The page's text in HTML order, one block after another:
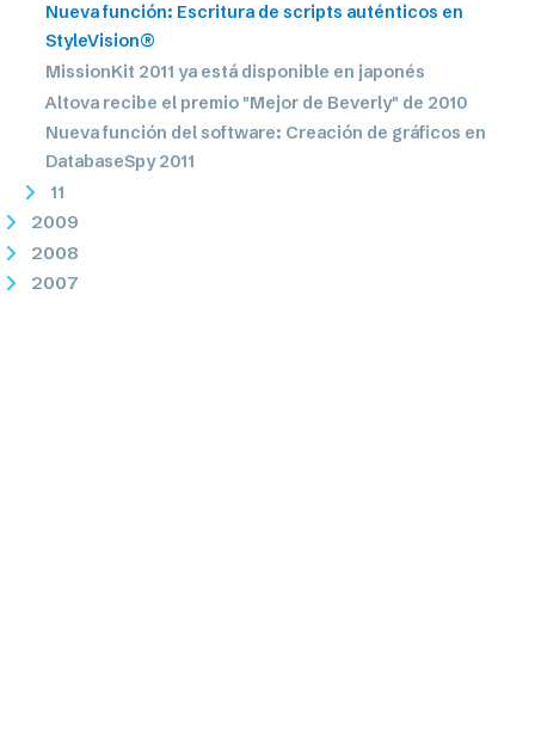
Nueva función: Escritura de scripts auténticos en
StyleVision®
MissionKit 2011 ya está disponible en japonés
Altova recibe el premio "Mejor de Beverly" de 2010
Nueva función del software: Creación de gráficos en
DatabaseSpy 2011
11
2009
2008
2007